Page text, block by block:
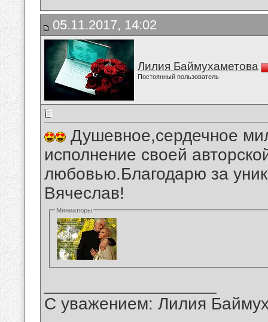
05.11.2017, 14:02
Лилия Баймухаметова
Постоянный пользователь
Душевное,сердечное
исполнение своей
любовью.Благодарю за
Вячеслав!
Миниатюры
С уважением: Лилия